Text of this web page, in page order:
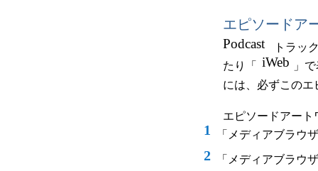
エピソードア
Podcast
トラッ
たり「
iWeb
」
には、必ずこの
エピソードアー
1 「メディアブラウ
2
「メディアブラウ